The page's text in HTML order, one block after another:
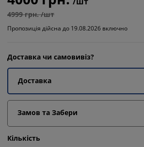
4999 грн. /шт
Пропозиція дійсна до 19.08.2026 включно
Доставка чи самовивіз?
Доставка
Замов та Забери
Кількість